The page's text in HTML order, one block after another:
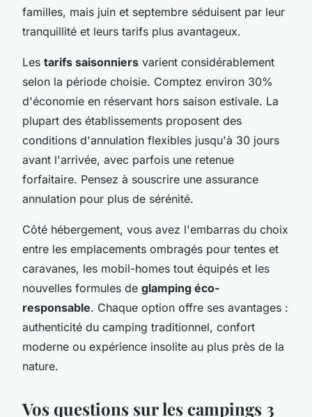
familles, mais juin et septembre séduisent par leur
tranquillité et leurs tarifs plus avantageux.
Les tarifs saisonniers varient considérablement
selon la période choisie. Comptez environ 30%
d'économie en réservant hors saison estivale. La
plupart des établissements proposent des
conditions d'annulation flexibles jusqu'à 30 jours
avant l'arrivée, avec parfois une retenue
forfaitaire. Pensez à souscrire une assurance
annulation pour plus de sérénité.
Côté hébergement, vous avez l'embarras du choix
entre les emplacements ombragés pour tentes et
caravanes, les mobil-homes tout équipés et les
nouvelles formules de glamping éco-
responsable. Chaque option offre ses avantages :
authenticité du camping traditionnel, confort
moderne ou expérience insolite au plus près de la
nature.
Vos questions sur les campings 3